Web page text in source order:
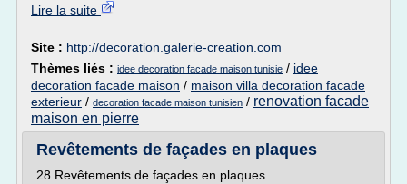
Lire la suite
Site : http://decoration.galerie-creation.com
Thèmes liés : idee decoration facade maison tunisie / idee
decoration facade maison / maison villa decoration facade
exterieur / decoration facade maison tunisien / renovation facade
maison en pierre
Revêtements de façades en plaques
28 Revêtements de façades en plaques